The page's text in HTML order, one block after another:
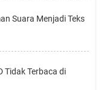
Suara Menjadi Teks
Tidak Terbaca di